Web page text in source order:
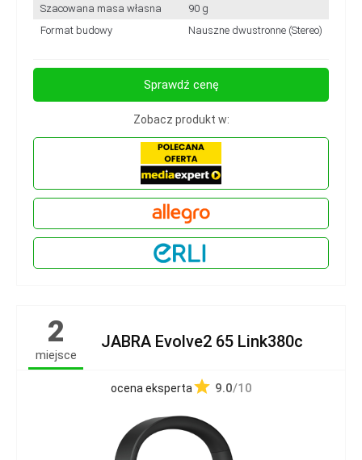
Szacowana masa własna
90 g
Format budowy
Nauszne dwustronne (Stereo)
Sprawdź cenę
Zobacz produkt w:
2
miejsce
JABRA Evolve2 65 Link380c
ocena eksperta 9.0/10